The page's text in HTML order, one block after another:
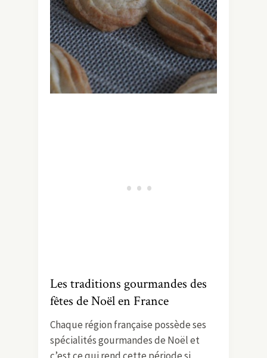
Les traditions gourmandes des
fêtes de Noël en France
Chaque région française possède ses
spécialités gourmandes de Noël et